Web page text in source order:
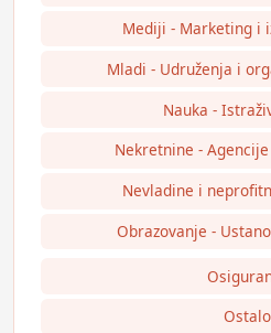
Mediji - Marketing i
Mladi - Udruženja i
Nauka -
Nekretnine -
Nevladine i
Obrazovanje -
Ostalo